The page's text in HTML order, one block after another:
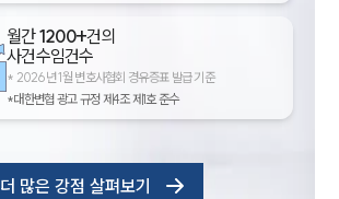
월간1200+건의
사건수임건수
* 2026년 1월 변호사협회 경유증표 발급 기준
*대한변협 광고 규정 제4조 제1호 준수
더 많은 강점 살펴보기